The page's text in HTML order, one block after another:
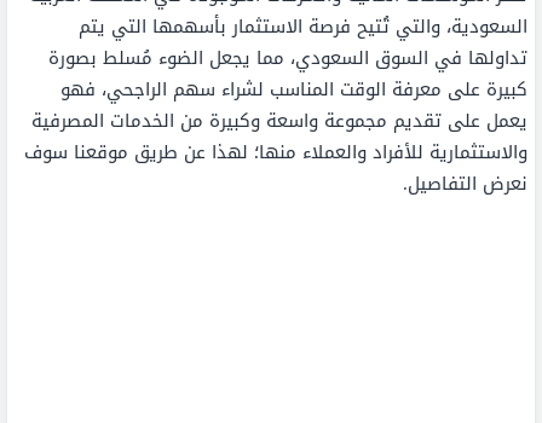
السعودية، والتي تُتيح فرصة الاستثمار بأسهمها التي يتم
تداولها في السوق السعودي، مما يجعل الضوء مُسلط بصورة
كبيرة على معرفة الوقت المناسب لشراء سهم الراجحي، فهو
يعمل على تقديم مجموعة واسعة وكبيرة من الخدمات المصرفية
والاستثمارية للأفراد والعملاء منها؛ لهذا عن طريق موقعنا سوف
نعرض التفاصيل.